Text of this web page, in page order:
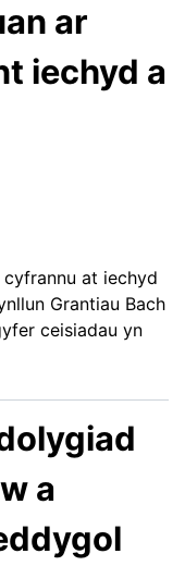
ar
iechyd a
at iechyd
Grantiau Bach
ceisiadau yn
a